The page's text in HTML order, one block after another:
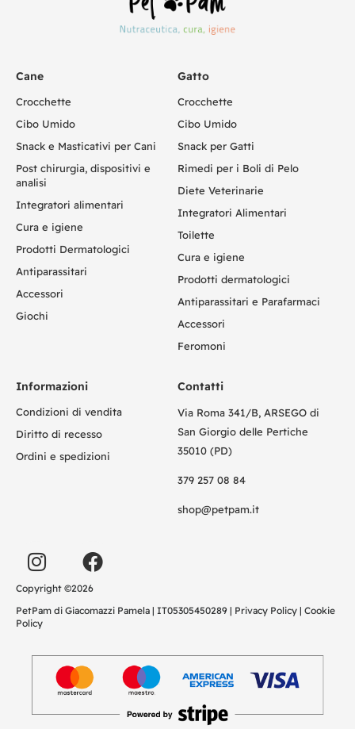
Cane
Crocchette
Cibo Umido
Snack e Masticativi per Cani
Post chirurgia, dispositivi e
analisi
Integratori alimentari
Cura e igiene
Prodotti Dermatologici
Antiparassitari
Accessori
Giochi
Gatto
Crocchette
Cibo Umido
Snack per Gatti
Rimedi per i Boli di Pelo
Diete Veterinarie
Integratori Alimentari
Toilette
Cura e igiene
Prodotti dermatologici
Antiparassitari e Parafarmaci
Accessori
Feromoni
Informazioni
Condizioni di vendita
Diritto di recesso
Ordini e spedizioni
Contatti
Via Roma 341/B, ARSEGO di
San Giorgio delle Pertiche
35010 (PD)
379 257 08 84
shop@petpam.it
Copyright ©2026
PetPam di Giacomazzi Pamela | IT05305450289 | Privacy Policy | Cookie
Policy